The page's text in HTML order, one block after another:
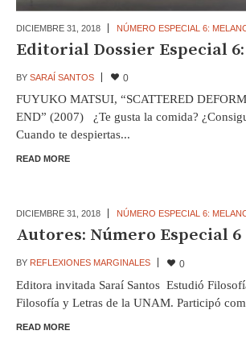
DICIEMBRE 31, 2018 NÚMERO ESPECIAL 6:
Editorial Dossier Especial
BY SARAÍ SANTOS 0
FUYUKO MATSUI, “SCATTERED
END” (2007) ¿Te gusta la comida?
Cuando te despiertas...
READ MORE
DICIEMBRE 31, 2018 NÚMERO ESPECIAL 6:
Autores: Número Especial 6
BY REFLEXIONES MARGINALES 0
Editora invitada Saraí Santos Estudió
Filosofía y Letras de la UNAM. Participó
READ MORE